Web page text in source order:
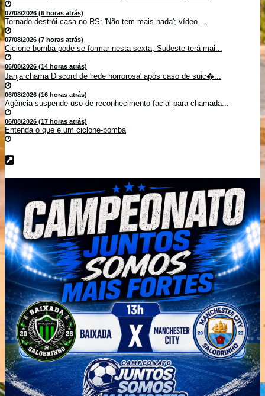
07/08/2026 (6 horas atrás)
Tornado destrói casa no RS: 'Não tem mais nada'; vídeo ...
07/08/2026 (7 horas atrás)
Ciclone-bomba pode se formar nesta sexta; Sudeste terá mai...
06/08/2026 (14 horas atrás)
Janja chama Discord de 'rede horrorosa' após caso de suic�...
06/08/2026 (16 horas atrás)
Agência suspende uso de reconhecimento facial para chamada...
06/08/2026 (17 horas atrás)
Entenda o que é um ciclone-bomba